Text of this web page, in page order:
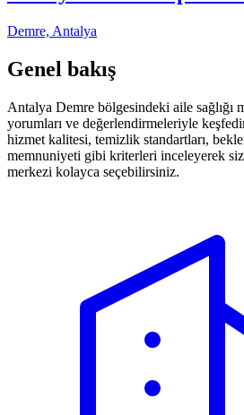
Demre, Antalya
Genel bakış
Antalya Demre bölgesindeki aile sağlığı
yorumları ve değerlendirmeleriyle
hizmet kalitesi, temizlik standartları,
memnuniyeti gibi kriterleri inceleyerek
merkezi kolayca seçebilirsiniz.